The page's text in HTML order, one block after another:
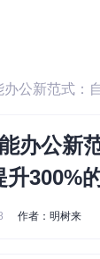
办公新
升300%
作者：明树来